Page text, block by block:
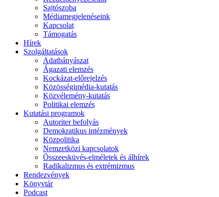
Sajtószoba
Médiamegjelenéseink
Kapcsolat
Támogatás
Hírek
Szolgáltatások
Adatbányászat
Ágazati elemzés
Kockázat-előrejelzés
Közösségimédia-kutatás
Közvélemény-kutatás
Politikai elemzés
Kutatási programok
Autoriter befolyás
Demokratikus intézmények
Közpolitika
Nemzetközi kapcsolatok
Összeesküvés-elméletek és álhírek
Radikalizmus és extrémizmus
Rendezvények
Könyvtár
Podcast